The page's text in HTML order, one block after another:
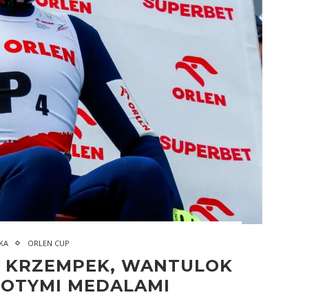
ORLEN CUP
WANTULOK
MEDALAMI